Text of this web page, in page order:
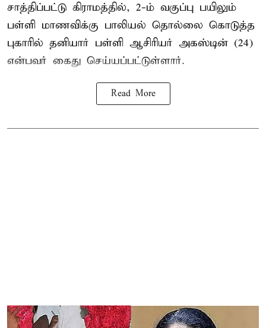
சாத்திப்பட்டு கிராமத்தில், 2-ம் வகுப்பு பயிலும்
பள்ளி மாணவிக்கு பாலியல் தொல்லை கொடுத்த
புகாரில் தனியார் பள்ளி ஆசிரியர் அகஸ்டின் (24)
என்பவர் கைது செய்யப்பட்டுள்ளார்.
Read More